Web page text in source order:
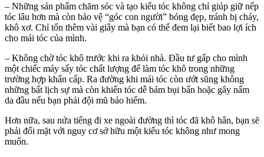
– Những sản phẩm chăm sóc và tạo kiểu tóc không chỉ giúp giữ nếp
tóc lâu hơn mà còn bảo vệ “góc con người” bóng đẹp, tránh bị cháy,
khô xơ. Chỉ tốn thêm vài giây mà bạn có thể đem lại biết bao lợi ích
cho mái tóc của mình.
– Không chờ tóc khô trước khi ra khỏi nhà. Đầu tư gấp cho mình
một chiếc máy sấy tóc chất lượng để làm tóc khô trong những
trường hợp khẩn cấp. Ra đường khi mái tóc còn ướt sũng không
những bất lịch sự mà còn khiến tóc dễ bám bụi bẩn hoặc gây nấm
da đầu nếu bạn phải đội mũ bảo hiểm.
Hơn nữa, sau nửa tiếng đi xe ngoài đường thì tóc đã khô hẳn, bạn sẽ
phải đối mặt với nguy cơ sở hữu một kiểu tóc không như mong
muốn.